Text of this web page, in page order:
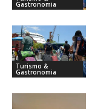
Gastronomia
Turismo &
Gastronomia